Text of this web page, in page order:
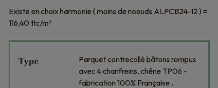
Existe en choix harmonie ( moins de noeuds ALPCB24-12 ) =
116,40 ttc/m²
Type
Parquet contrecollé bâtons rompus
avec 4 chanfreins, chêne TP06 -
fabrication 100% Française .